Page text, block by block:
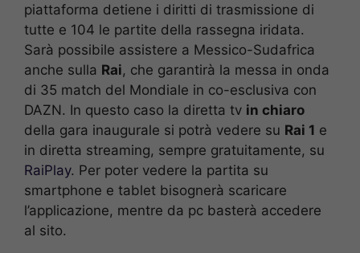
piattaforma detiene i diritti di trasmissione di
tutte e 104 le partite della rassegna iridata.
Sarà possibile assistere a Messico-Sudafrica
anche sulla Rai, che garantirà la messa in onda
di 35 match del Mondiale in co-esclusiva con
DAZN. In questo caso la diretta tv in chiaro
della gara inaugurale si potrà vedere su Rai 1 e
in diretta streaming, sempre gratuitamente, su
RaiPlay. Per poter vedere la partita su
smartphone e tablet bisognerà scaricare
l’applicazione, mentre da pc basterà accedere
al sito.